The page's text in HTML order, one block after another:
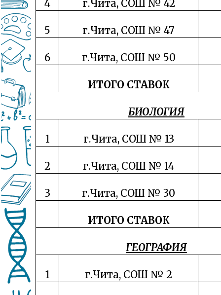
4 г.Чита, СОШ № 42
5 г.Чита, СОШ № 47
6 г.Чита, СОШ № 50
ИТОГО СТАВОК
БИОЛОГИЯ
1 г.Чита, СОШ № 13
2 г.Чита, СОШ № 14
3 г.Чита, СОШ № 30
ИТОГО СТАВОК
ГЕОГРАФИЯ
1 г.Чита, СОШ № 2